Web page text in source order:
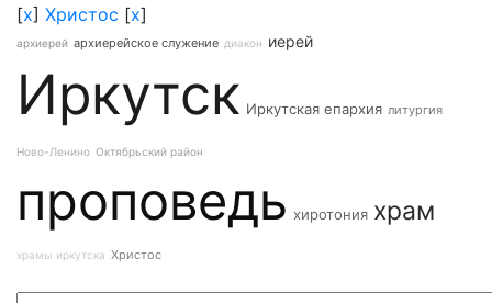
[x] Христос [x]
архиерей архиерейское служение диакон иерей
Иркутск Иркутская епархия литургия
Ново-Ленино Октябрьский район
проповедь хиротония храм
храмы иркутска Христос